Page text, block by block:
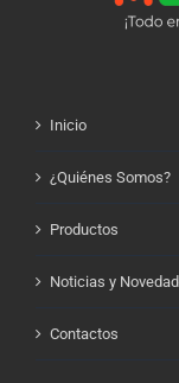
Inicio
¿Quiénes Somos?
Productos
Noticias y
Contactos